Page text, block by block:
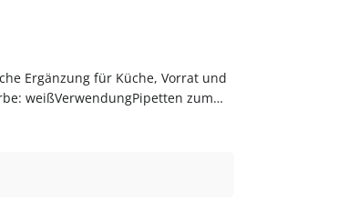
Ergänzung für Küche, Vorrat und
weißVerwendungPipetten zum
lassenJetzt bestellenBestelle